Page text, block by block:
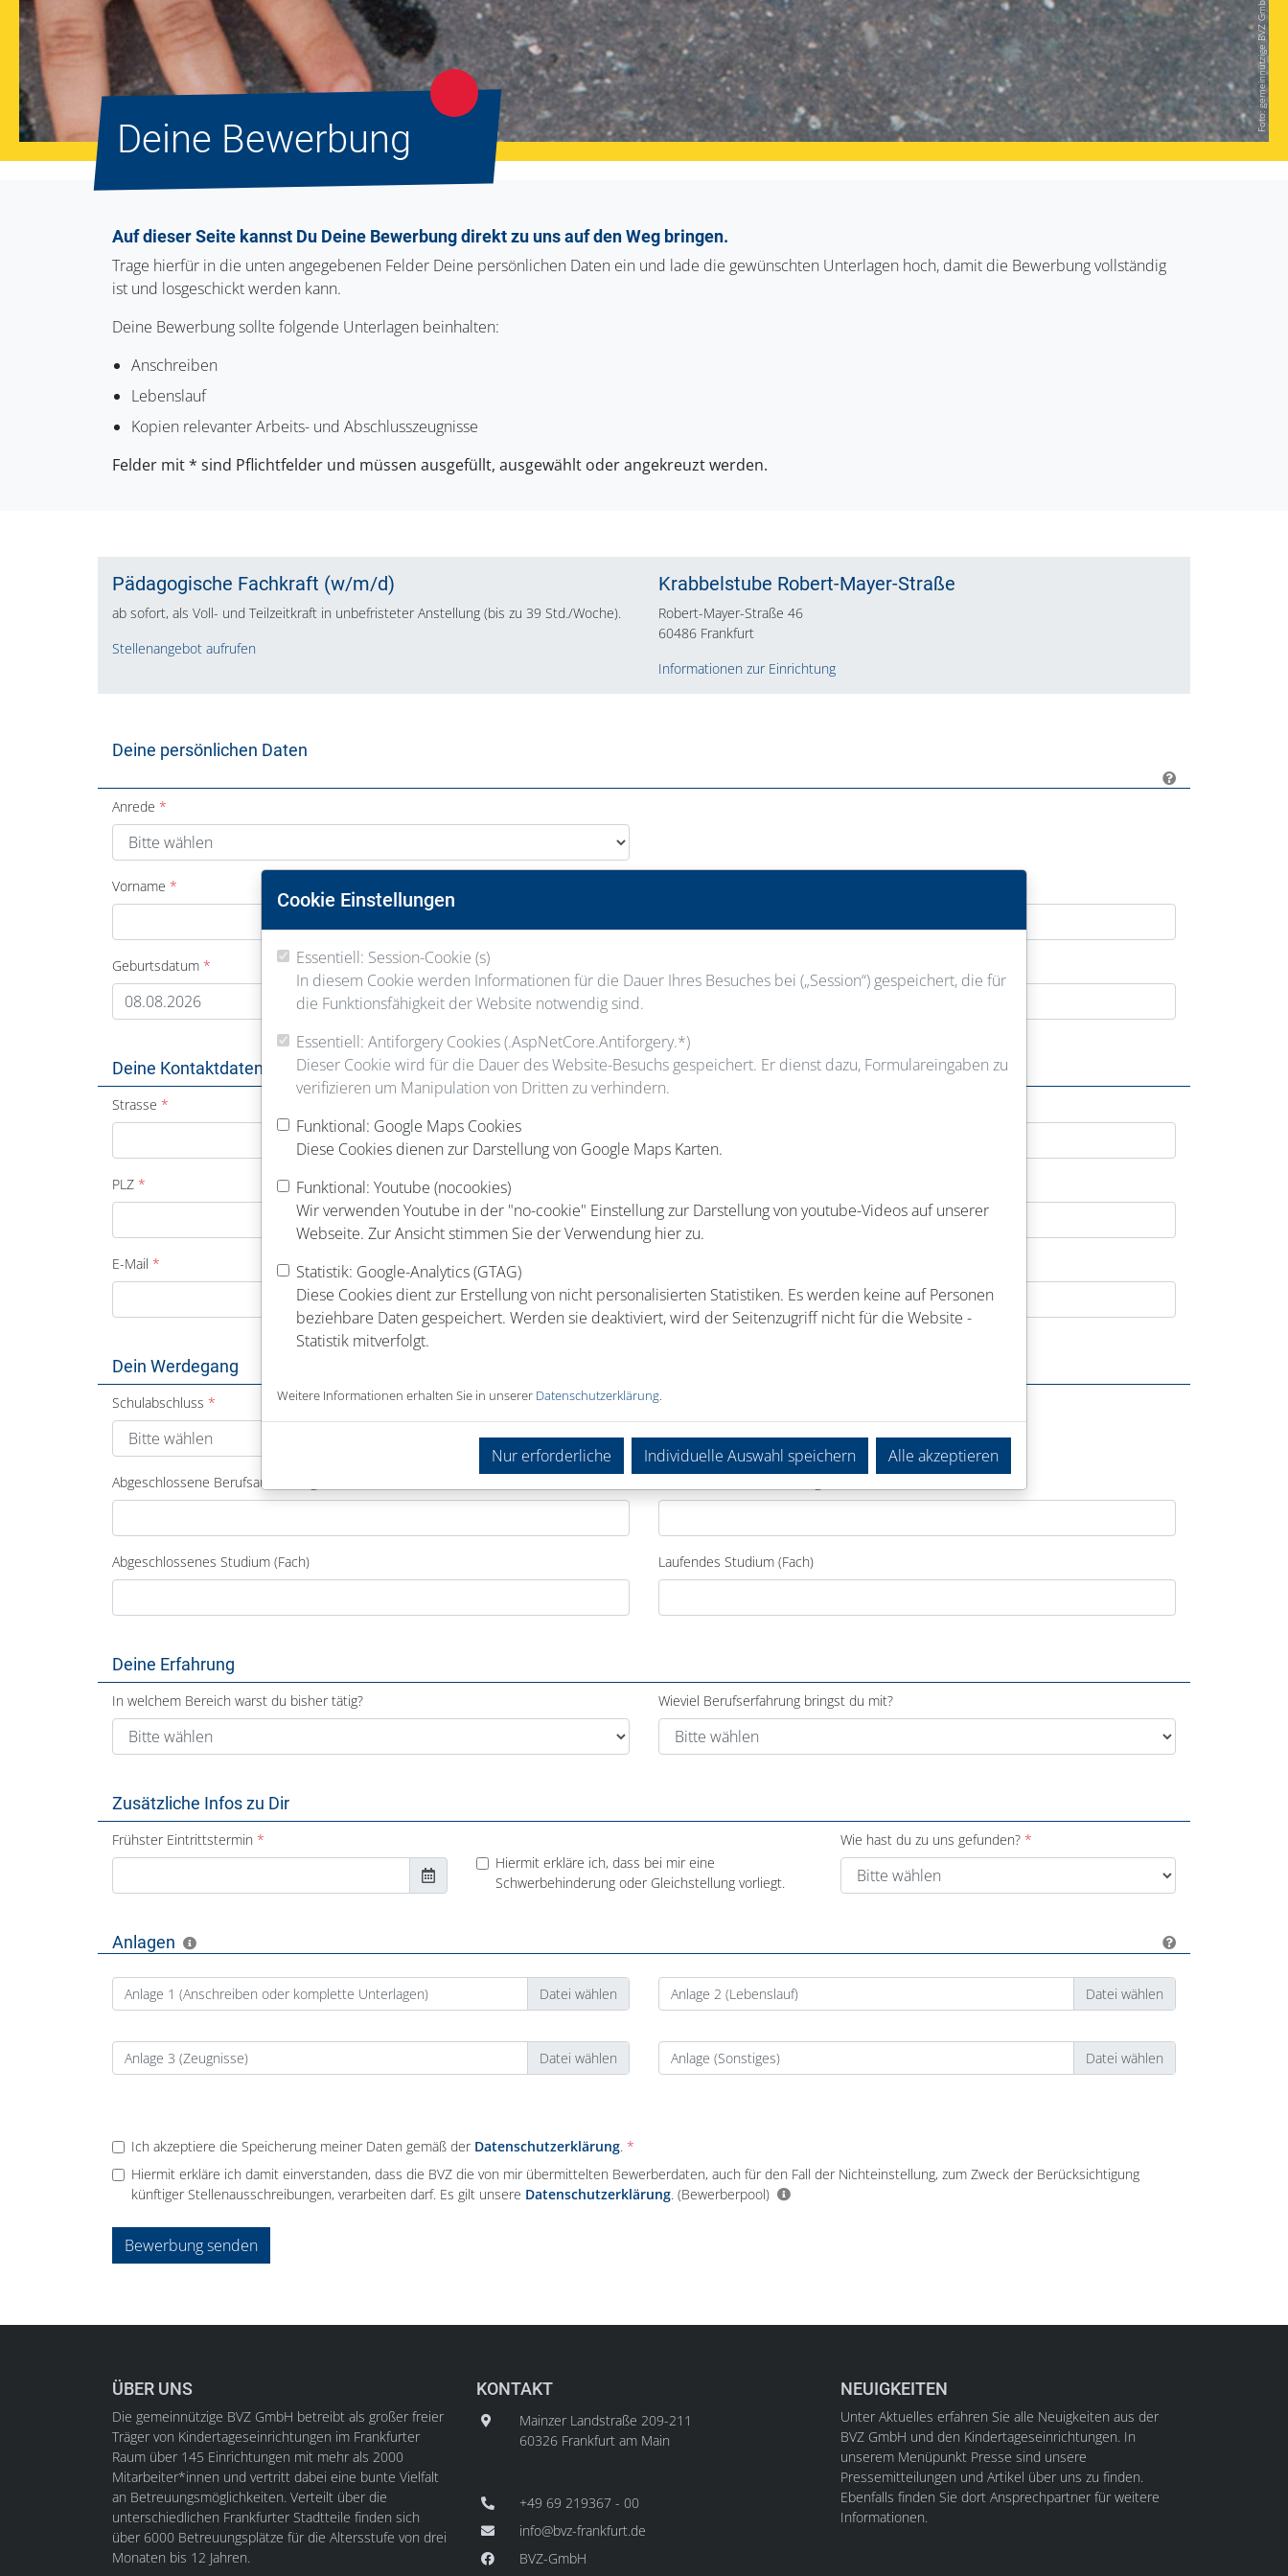
Foto: gemeinnützige BVZ GmbH
Deine Bewerbung
Auf dieser Seite kannst Du Deine Bewerbung direkt zu uns auf den Weg bringen.
Trage hierfür in die unten angegebenen Felder Deine persönlichen Daten ein und lade die gewünschten Unterlagen hoch, damit die Bewerbung vollständig
ist und losgeschickt werden kann.
Deine Bewerbung sollte folgende Unterlagen beinhalten:
Anschreiben
Lebenslauf
Kopien relevanter Arbeits- und Abschlusszeugnisse
Felder mit * sind Pflichtfelder und müssen ausgefüllt, ausgewählt oder angekreuzt werden.
Pädagogische Fachkraft (w/m/d)
ab sofort, als Voll- und Teilzeitkraft in unbefristeter Anstellung (bis zu 39 Std./Woche).
Stellenangebot aufrufen
Krabbelstube Robert-Mayer-Straße
Robert-Mayer-Straße 46
60486 Frankfurt
Informationen zur Einrichtung
Deine persönlichen Daten
Anrede
Vorname
Geburtsdatum
Deine Kontaktdaten
Strasse
PLZ
E-Mail
Dein Werdegang
Schulabschluss
Abgeschlossene Berufsausbildung
Abgeschlossenes Studium (Fach) Laufendes Studium (Fach)
Deine Erfahrung
In welchem Bereich warst du bisher tätig? Wieviel Berufserfahrung bringst du mit?
Zusätzliche Infos zu Dir
Frühster Eintrittstermin
Hiermit erkläre ich, dass bei mir eine
Schwerbehinderung oder Gleichstellung vorliegt.
Wie hast du zu uns gefunden?
Anlagen
Anlage 1 (Anschreiben oder komplette Unterlagen) Anlage 2 (Lebenslauf)
Anlage 3 (Zeugnisse) Anlage (Sonstiges)
Ich akzeptiere die Speicherung meiner Daten gemäß der Datenschutzerklärung.
Hiermit erkläre ich damit einverstanden, dass die BVZ die von mir übermittelten Bewerberdaten, auch für den Fall der Nichteinstellung, zum Zweck der Berücksichtigung
künftiger Stellenausschreibungen, verarbeiten darf. Es gilt unsere Datenschutzerklärung. (Bewerberpool)
Bewerbung senden
ÜBER UNS
Die gemeinnützige BVZ GmbH betreibt als großer freier
Träger von Kindertageseinrichtungen im Frankfurter
Raum über 145 Einrichtungen mit mehr als 2000
Mitarbeiter*innen und vertritt dabei eine bunte Vielfalt
an Betreuungsmöglichkeiten. Verteilt über die
unterschiedlichen Frankfurter Stadtteile finden sich
über 6000 Betreuungsplätze für die Altersstufe von drei
Monaten bis 12 Jahren.
KONTAKT
Mainzer Landstraße 209-211
60326 Frankfurt am Main
+49 69 219367 - 00
info@bvz-frankfurt.de
BVZ-GmbH
NEUIGKEITEN
Unter Aktuelles erfahren Sie alle Neuigkeiten aus der
BVZ GmbH und den Kindertageseinrichtungen. In
unserem Menüpunkt Presse sind unsere
Pressemitteilungen und Artikel über uns zu finden.
Ebenfalls finden Sie dort Ansprechpartner für weitere
Informationen.
Cookie Einstellungen
Essentiell: Session-Cookie (s)
In diesem Cookie werden Informationen für die Dauer Ihres Besuches bei („Session“) gespeichert, die für
die Funktionsfähigkeit der Website notwendig sind.
Essentiell: Antiforgery Cookies (.AspNetCore.Antiforgery.*)
Dieser Cookie wird für die Dauer des Website-Besuchs gespeichert. Er dienst dazu, Formulareingaben zu
verifizieren um Manipulation von Dritten zu verhindern.
Funktional: Google Maps Cookies
Diese Cookies dienen zur Darstellung von Google Maps Karten.
Funktional: Youtube (nocookies)
Wir verwenden Youtube in der "no-cookie" Einstellung zur Darstellung von youtube-Videos auf unserer
Webseite. Zur Ansicht stimmen Sie der Verwendung hier zu.
Statistik: Google-Analytics (GTAG)
Diese Cookies dient zur Erstellung von nicht personalisierten Statistiken. Es werden keine auf Personen
beziehbare Daten gespeichert. Werden sie deaktiviert, wird der Seitenzugriff nicht für die Website -
Statistik mitverfolgt.
Weitere Informationen erhalten Sie in unserer Datenschutzerklärung
Nur erforderliche Individuelle Auswahl speichern Alle akzeptieren